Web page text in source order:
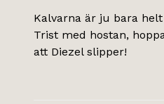
Kalvarna är ju bara helt
Trist med hostan,
att Diezel slipper!